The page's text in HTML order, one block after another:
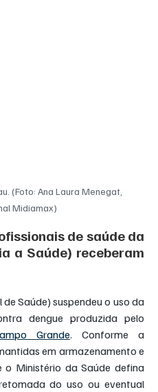
(Foto: Ana Laura Menegat,
Midiamax)
de saúde da
a Saúde) receberam
Saúde) suspendeu o uso da
dengue produzida pelo
Grande. Conforme a
em armazenamento e
Ministério da Saúde defina
do uso ou eventual